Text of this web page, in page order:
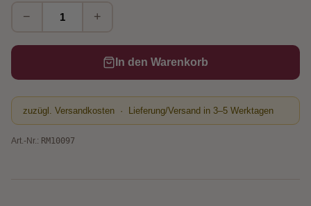
− +
In den Warenkorb
zuzügl. Versandkosten · Lieferung/Versand in 3–5 Werktagen
Art.-Nr.: RM10097